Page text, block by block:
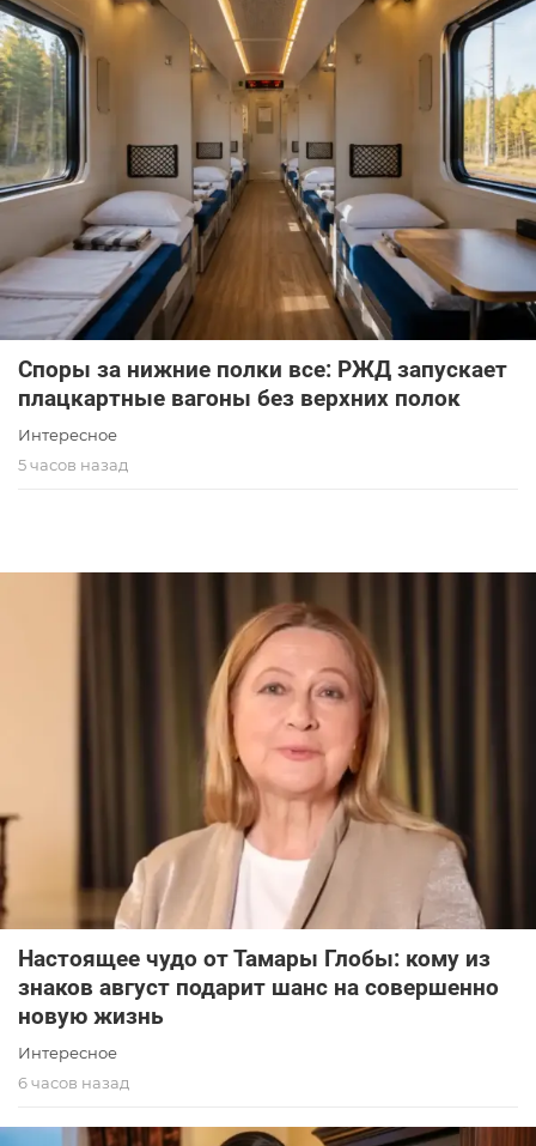
Споры за нижние полки все: РЖД запускает
плацкартные вагоны без верхних полок
Интересное
5 часов назад
Настоящее чудо от Тамары Глобы: кому из
знаков август подарит шанс на совершенно
новую жизнь
Интересное
6 часов назад